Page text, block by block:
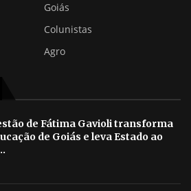
Goiás
Colunistas
Agro
de Fátima Gavioli transforma
de Goiás e leva Estado ao